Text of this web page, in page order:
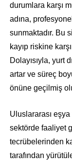
durumlara karşı
adına,
sunmaktadır. Bu
kayıp riskine
Dolayısıyla, yurt
artar ve süreç
önüne geçilmiş
Uluslararası
sektörde faaliyet
tecrübelerinden
tarafından